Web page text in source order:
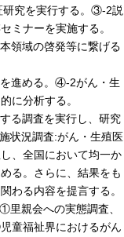
研究を実行する。③-2説
ミナーを実施する。
領域の啓発等に繋げる
進める。④-2がん・生
に分析する。
る調査を実行し、研究
状況調査:がん・生殖医
、全国において均一か
る。さらに、結果をも
わる内容を提言する。
親会への実態調査、
童福祉界におけるがん